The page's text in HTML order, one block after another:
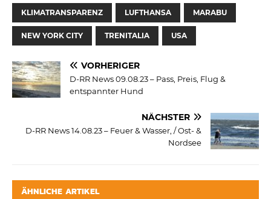
KLIMATRANSPARENZ LUFTHANSA MARABU
NEW YORK CITY TRENITALIA USA
VORHERIGER
D-RR News 09.08.23 – Pass, Preis, Flug &
entspannter Hund
NÄCHSTER
D-RR News 14.08.23 – Feuer & Wasser, / Ost- &
Nordsee
ÄHNLICHE ARTIKEL